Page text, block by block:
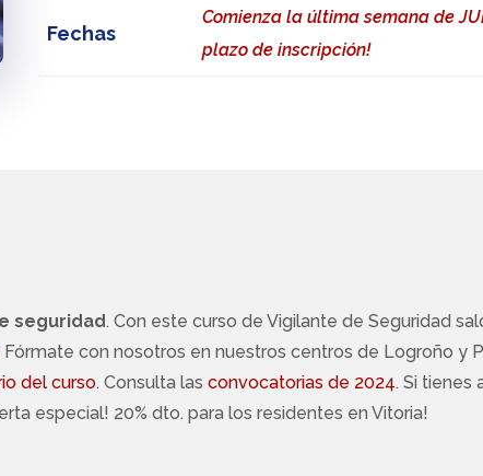
Fechas
Comienza la última semana de
plazo de inscripción!
seguridad. Con este curso de Vigilante de Seguridad
Fórmate con nosotros en nuestros centros de Logroño y
del curso. Consulta lasconvocatorias de 2024. Si tienes
especial! 20% dto. para los residentes en Vitoria!